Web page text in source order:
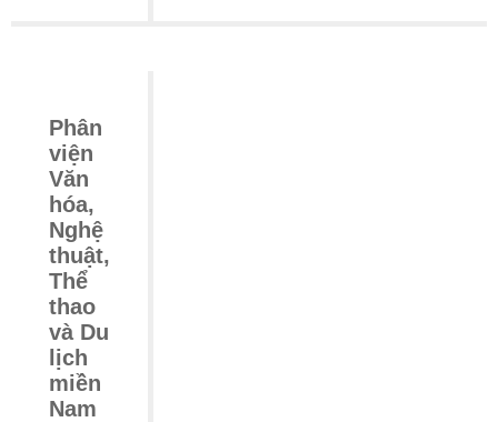
Phân
viện
Văn
hóa,
Nghệ
thuật,
Thể
thao
và Du
lịch
miền
Nam